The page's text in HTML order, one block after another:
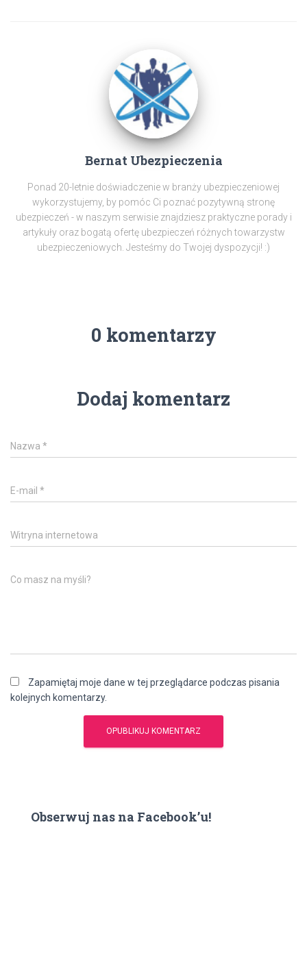
Bernat Ubezpieczenia
Ponad 20-letnie doświadczenie w branży ubezpieczeniowej
wykorzystujemy, by pomóc Ci poznać pozytywną stronę
ubezpieczeń - w naszym serwisie znajdziesz praktyczne porady i
artykuły oraz bogatą ofertę ubezpieczeń różnych towarzystw
ubezpieczeniowych. Jesteśmy do Twojej dyspozycji! :)
0 komentarzy
Dodaj komentarz
Nazwa *
E-mail *
Witryna internetowa
Co masz na myśli?
Zapamiętaj moje dane w tej przeglądarce podczas pisania
kolejnych komentarzy.
Obserwuj nas na Facebook’u!